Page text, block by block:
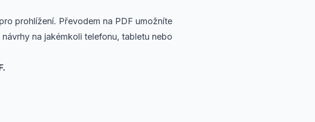
prohlížení. Převodem na PDF umožníte
na jakémkoli telefonu, tabletu nebo